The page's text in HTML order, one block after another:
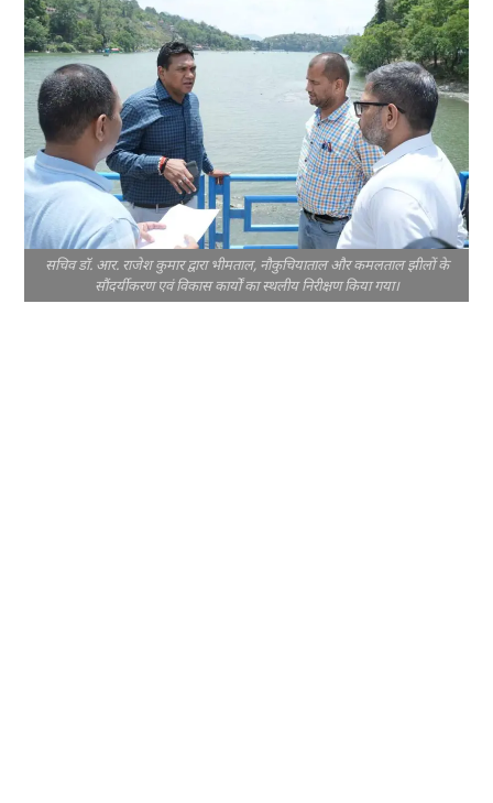
सचिव डॉ. आर. राजेश कुमार द्वारा भीमताल, नौकुचियाताल और कमलताल झीलों के
सौंदर्यीकरण एवं विकास कार्यों का स्थलीय निरीक्षण किया गया।